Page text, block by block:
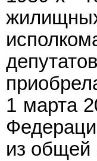
1 марта
из общей